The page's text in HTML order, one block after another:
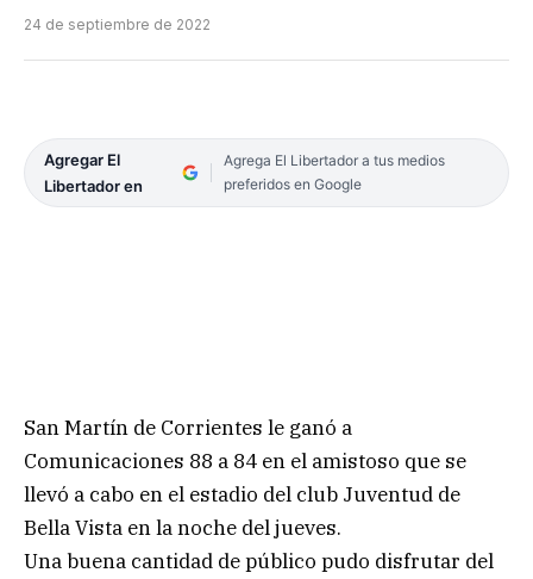
24 de septiembre de 2022
Agregar El
Libertador en
Agrega El Libertador a tus medios
preferidos en Google
San Martín de Corrientes le ganó a
Comunicaciones 88 a 84 en el amistoso que se
llevó a cabo en el estadio del club Juventud de
Bella Vista en la noche del jueves.
Una buena cantidad de público pudo disfrutar del